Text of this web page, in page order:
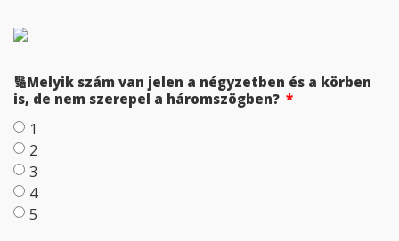
🔢Melyik szám van jelen a négyzetben és a körben
is, de nem szerepel a háromszögben?
1
2
3
4
5